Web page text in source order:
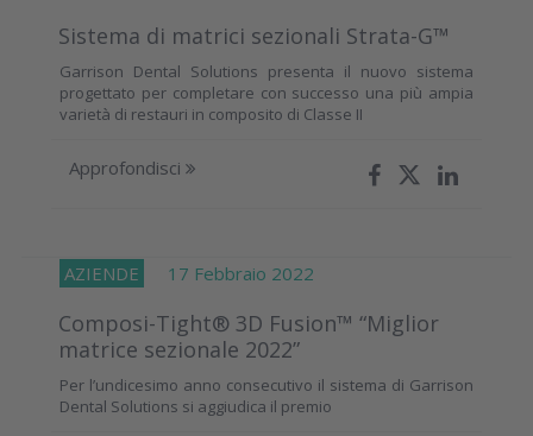
Sistema di matrici sezionali Strata-G™
Garrison Dental Solutions presenta il nuovo sistema
progettato per completare con successo una più ampia
varietà di restauri in composito di Classe II
Approfondisci
AZIENDE 17 Febbraio 2022
Composi-Tight® 3D Fusion™ “Miglior
matrice sezionale 2022”
Per l’undicesimo anno consecutivo il sistema di Garrison
Dental Solutions si aggiudica il premio